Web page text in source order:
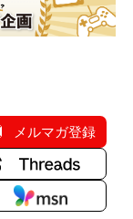
メルマガ登録